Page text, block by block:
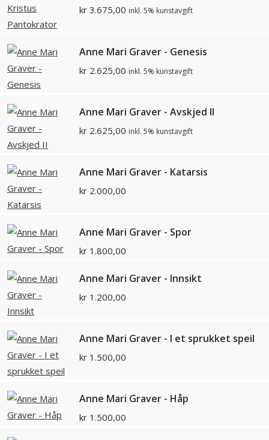
kr 3.675,00 inkl. 5% kunstavgift
Anne Mari Graver - Genesis
kr 2.625,00 inkl. 5% kunstavgift
Anne Mari Graver - Avskjed II
kr 2.625,00 inkl. 5% kunstavgift
Anne Mari Graver - Katarsis
kr 2.000,00
Anne Mari Graver - Spor
kr 1.800,00
Anne Mari Graver - Innsikt
kr 1.200,00
Anne Mari Graver - I et sprukket speil
kr 1.500,00
Anne Mari Graver - Håp
kr 1.500,00